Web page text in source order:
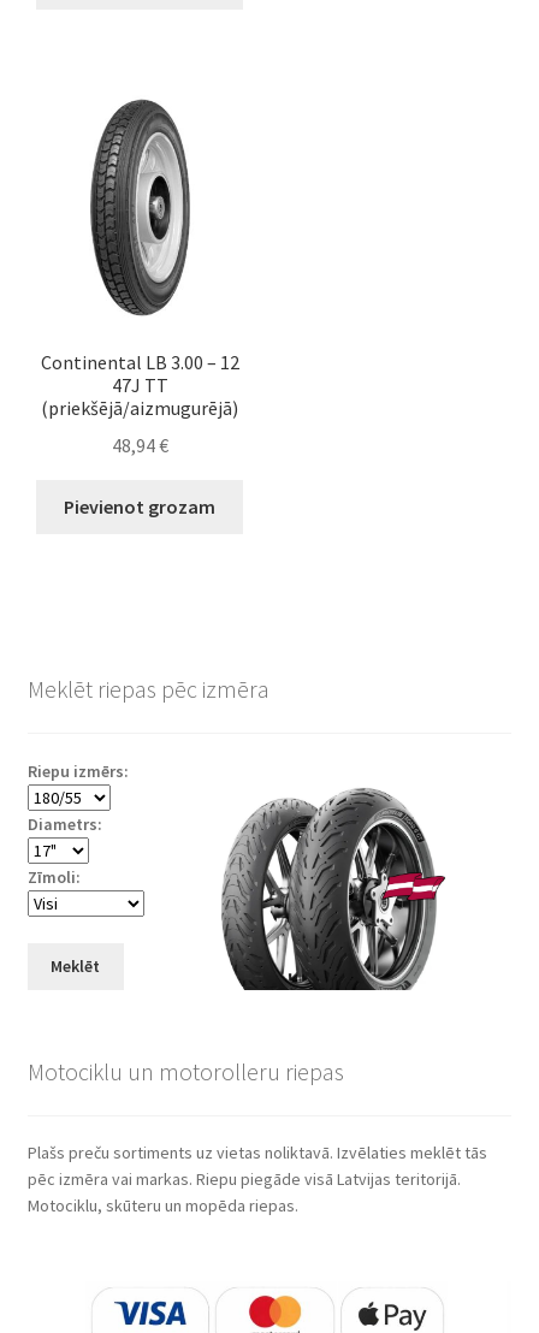
Continental LB 3.00 – 12
47J TT
(priekšējā/aizmugurējā)
48,94€
Pievienot grozam
Meklēt riepas pēc izmēra
Riepu izmērs:
Diametrs:
Zīmoli:
Meklēt
Motociklu un motorolleru riepas
Plašs preču sortiments uz vietas noliktavā. Izvēlaties meklēt tās
pēc izmēra vai markas. Riepu piegāde visā Latvijas teritorijā.
Motociklu, skūteru un mopēda riepas.